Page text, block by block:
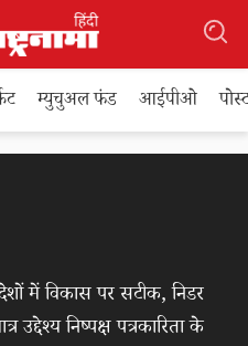
म्युचुअल फंड आईपीओ
में विकास पर सटीक, निडर
उद्देश्य निष्पक्ष पत्रकारिता के